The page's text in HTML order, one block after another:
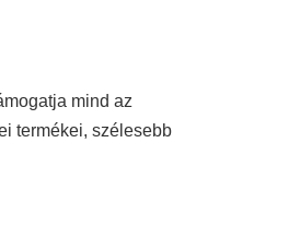
mind az
termékei, szélesebb